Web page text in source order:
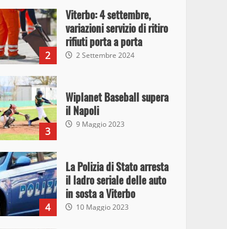
2
Viterbo: 4 settembre,
variazioni servizio di ritiro
rifiuti porta a porta
2 Settembre 2024
3
Wiplanet Baseball supera
il Napoli
9 Maggio 2023
4
La Polizia di Stato arresta
il ladro seriale delle auto
in sosta a Viterbo
10 Maggio 2023